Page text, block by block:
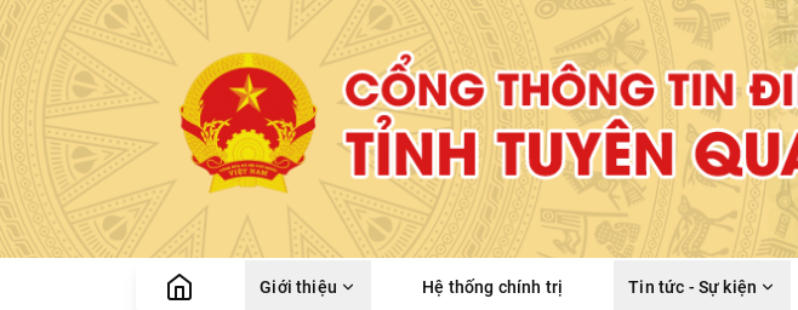
Giới thiệu Hệ thống chính trị Tin tức - Sự kiện